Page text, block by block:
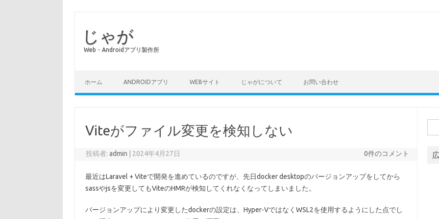
じゃが
Web・Androidアプリ製作所
ホーム ANDROIDアプリ WEBサイト じゃがについて お問い合わせ
Viteがファイル変更を検知しない
投稿者:admin 2024年4月27日 0件のコメント
最近はLaravel + Viteで開発を進めているのですが、先日docker desktopのバージョンアップをしてから
sassやjsを変更してもViteのHMRが検知してくれなくなってしまいました。
バージョンアップにより変更したdockerの設定は、Hyper-VではなくWSL2を使用するようにした点でし
索: